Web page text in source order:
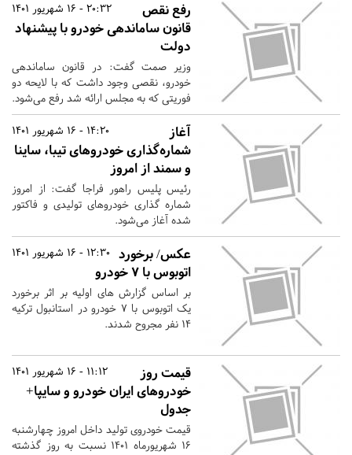
20:32 - 16 شهریور 1401
رفع نقص
قانون ساماندهی خودرو با پیشنهاد
دولت
وزیر صمت گفت: در قانون ساماندهی
خودرو، نقصی وجود داشت که با لایحه دو
فوریتی که به مجلس ارائه شد رفع می‌شود.
14:20 - 16 شهریور 1401
آغاز
شماره‌گذاری خودروهای تیبا، ساینا
و سمند از امروز
رئیس پلیس راهور فراجا گفت: از امروز
شماره گذاری خودروهای تولیدی و فاکتور
شده آغاز می‌شود.
12:30 - 16 شهریور 1401
عکس/ برخورد
اتوبوس با ۷ خودرو
بر اساس گزارش های اولیه بر اثر برخورد
یک اتوبوس با ۷ خودرو در استانبول ترکیه
۱۴ نفر مجروح شدند.
11:12 - 16 شهریور 1401
قیمت روز
خودروهای ایران خودرو و سایپا+
جدول
قیمت خودروی تولید داخل امروز چهارشنبه
۱۶ شهریورماه ۱۴۰۱ نسبت به روز گذشته